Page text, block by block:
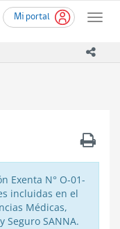
Mi portal
Toggle
Exenta N° O-01-
incluidas en el
Médicas,
Seguro SANNA.